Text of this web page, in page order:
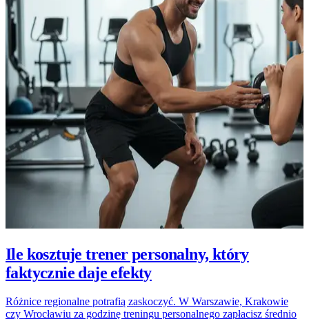
Ile kosztuje trener personalny, który
faktycznie daje efekty
Różnice regionalne potrafią zaskoczyć. W Warszawie, Krakowie
czy Wrocławiu za godzinę treningu personalnego zapłacisz średnio